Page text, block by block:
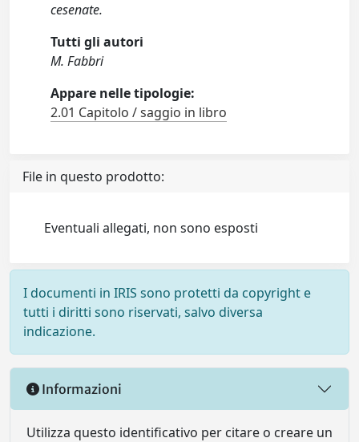
cesenate.
Tutti gli autori
M. Fabbri
Appare nelle tipologie:
2.01 Capitolo / saggio in libro
File in questo prodotto:
Eventuali allegati, non sono esposti
I documenti in IRIS sono protetti da copyright e
tutti i diritti sono riservati, salvo diversa
indicazione.
Informazioni
Utilizza questo identificativo per citare o creare un